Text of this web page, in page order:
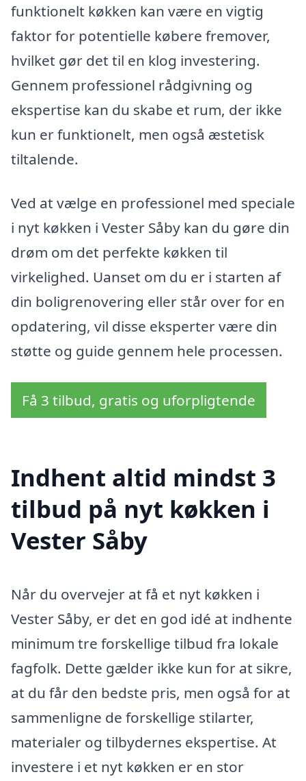
funktionelt køkken kan være en vigtig
faktor for potentielle købere fremover,
hvilket gør det til en klog investering.
Gennem professionel rådgivning og
ekspertise kan du skabe et rum, der ikke
kun er funktionelt, men også æstetisk
tiltalende.
Ved at vælge en professionel med speciale
i nyt køkken i Vester Såby kan du gøre din
drøm om det perfekte køkken til
virkelighed. Uanset om du er i starten af
din boligrenovering eller står over for en
opdatering, vil disse eksperter være din
støtte og guide gennem hele processen.
Få 3 tilbud, gratis og uforpligtende
Indhent altid mindst 3
tilbud på nyt køkken i
Vester Såby
Når du overvejer at få et nyt køkken i
Vester Såby, er det en god idé at indhente
minimum tre forskellige tilbud fra lokale
fagfolk. Dette gælder ikke kun for at sikre,
at du får den bedste pris, men også for at
sammenligne de forskellige stilarter,
materialer og tilbydernes ekspertise. At
investere i et nyt køkken er en stor